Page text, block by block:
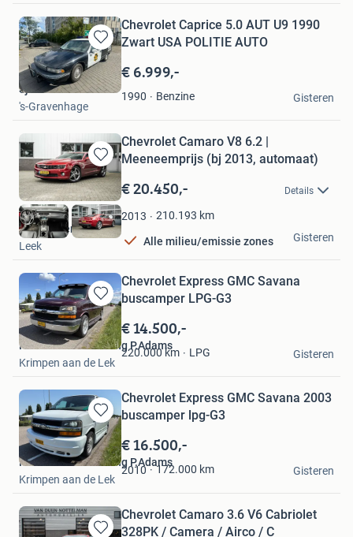
Bewaren
in
Mijn
Favorieten
Chevrolet Caprice 5.0 AUT U9 1990
Zwart USA POLITIE AUTO
€ 6.999,-
1990 Benzine
Sjaak Selier
's-Gravenhage
Gisteren
Bewaren
in
Mijn
Favorieten
Chevrolet Camaro V8 6.2 |
Meeneemprijs (bj 2013, automaat)
€ 20.450,- Details
2013 210.193 km
Alle milieu/emissie zones
Auto Egberts B.V.
Leek
Gisteren
Bewaren
in
Mijn
Favorieten
Chevrolet Express GMC Savana
buscamper LPG-G3
€ 14.500,-
220.000km LPG
Handelsonderneming P.Adams
Krimpen aan de Lek
Gisteren
Bewaren
in
Mijn
Favorieten
Chevrolet Express GMC Savana 2003
buscamper lpg-G3
€ 16.500,-
2010 172.000 km
Handelsonderneming P.Adams
Krimpen aan de Lek
Gisteren
Chevrolet Camaro 3.6 V6 Cabriolet
328PK / Camera / Airco / C